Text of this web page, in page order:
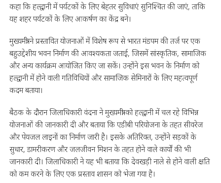
कहा कि हल्द्वानी में पर्यटकों के लिए बेहतर सुविधाएं सुनिश्चित की जाएं, ताकि
यह शहर पर्यटकों के लिए आकर्षण का केंद्र बने।
मुख्यमंत्री ने प्रस्तावित योजनाओं में विशेष रूप से भारत मंडपम की तर्ज पर एक
बहुउद्देशीय भवन निर्माण की आवश्यकता जताई, जिसमें सांस्कृतिक, सामाजिक
और अन्य कार्यक्रम आयोजित किए जा सकें। उन्होंने इस भवन के निर्माण को
हल्द्वानी में होने वाली गतिविधियों और सामाजिक सेमिनारों के लिए महत्वपूर्ण
कदम बताया।
बैठक के दौरान जिलाधिकारी वंदना ने मुख्यमंत्री को हल्द्वानी में चल रहे विभिन्न
योजनाओं की जानकारी दी और बताया कि एडीबी परियोजना के तहत सीवरेज
और पेयजल लाइनों का निर्माण जारी है। इसके अतिरिक्त, उन्होंने सड़कों के
सुधार, डामरीकरण और जलजीवन मिशन के तहत होने वाले कार्यों की भी
जानकारी दी। जिलाधिकारी ने यह भी बताया कि देवखड़ी नाले से होने वाली क्षति
को कम करने के लिए एक प्रस्ताव शासन को भेजा गया है।